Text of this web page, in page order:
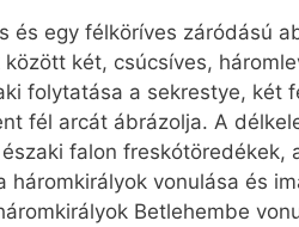
egy félköríves záródású
két, csúcsíves,
folytatása a sekrestye, két
fél arcát ábrázolja. A
falon
vonulása és
Betlehembe